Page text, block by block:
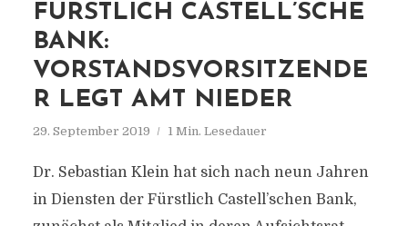
FÜRSTLICH CASTELL’SCHE
BANK:
VORSTANDSVORSITZENDE
R LEGT AMT NIEDER
29. September 2019 1 Min. Lesedauer
Dr. Sebastian Klein hat sich nach neun Jahren
in Diensten der Fürstlich Castell’schen Bank,